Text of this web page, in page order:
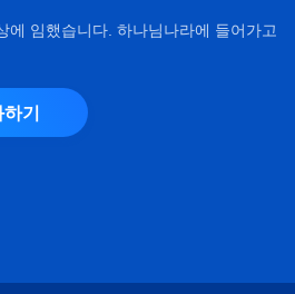
에 임했습니다. 하나님나라에 들어가고
기